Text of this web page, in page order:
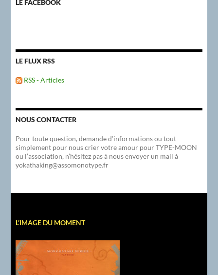
LE FACEBOOK
LE FLUX RSS
RSS - Articles
NOUS CONTACTER
Pour toute question, demande d’informations ou tout
simplement pour nous crier votre amour pour TYPE-MOON
ou l’association, n’hésitez pas à nous envoyer un mail à
yokathaking@assomonotype.fr
L’IMAGE DU MOMENT